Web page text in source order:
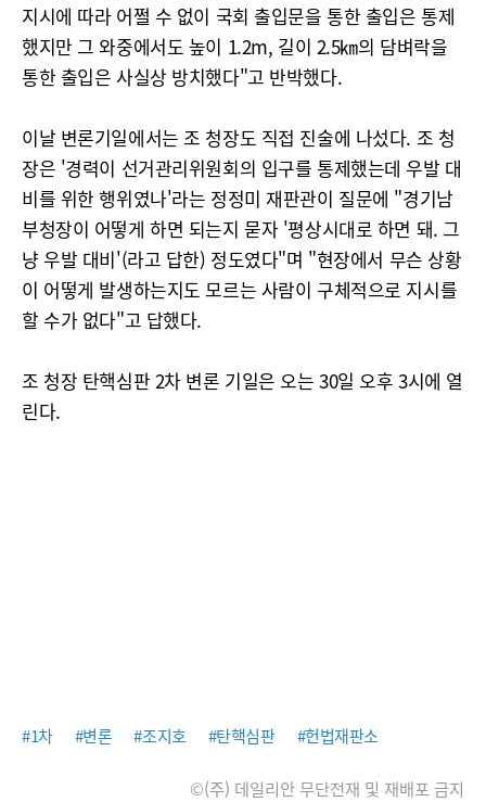
지시에 따라 어쩔 수 없이 국회 출입문을 통한 출입은 통제
했지만 그 와중에서도 높이 1.2m, 길이 2.5㎞의 담벼락을
통한 출입은 사실상 방치했다"고 반박했다.
이날 변론기일에서는 조 청장도 직접 진술에 나섰다. 조 청
장은 '경력이 선거관리위원회의 입구를 통제했는데 우발 대
비를 위한 행위였나'라는 정정미 재판관이 질문에 "경기남
부청장이 어떻게 하면 되는지 묻자 '평상시대로 하면 돼. 그
냥 우발 대비'(라고 답한) 정도였다"며 "현장에서 무슨 상황
이 어떻게 발생하는지도 모르는 사람이 구체적으로 지시를
할 수가 없다"고 답했다.
조 청장 탄핵심판 2차 변론 기일은 오는 30일 오후 3시에 열
린다.
#1차 #변론 #조지호 #탄핵심판 #헌법재판소
©(주) 데일리안 무단전재 및 재배포 금지